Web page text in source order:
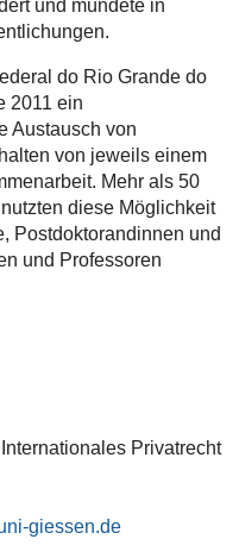
und mündete in
do Rio Grande do
2011 ein
Austausch von
von jeweils einem
Mehr als 50
diese Möglichkeit
Postdoktorandinnen und
und Professoren
Privatrecht